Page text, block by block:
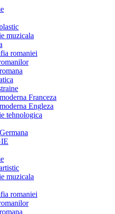
muzicala
romaniei
Franceza
Engleza
tehnologica
muzicala
romaniei